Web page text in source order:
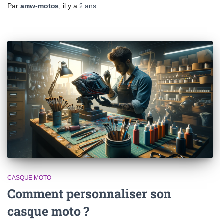
Par amw-motos, il y a 2 ans
CASQUE MOTO
Comment personnaliser son
casque moto ?